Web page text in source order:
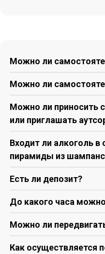
Можно ли
Можно ли
Можно ли приносить
или приглашать
Входит ли алкоголь в
пирамиды из
Есть ли депозит?
До какого часа
Можно ли
Как осуществляется